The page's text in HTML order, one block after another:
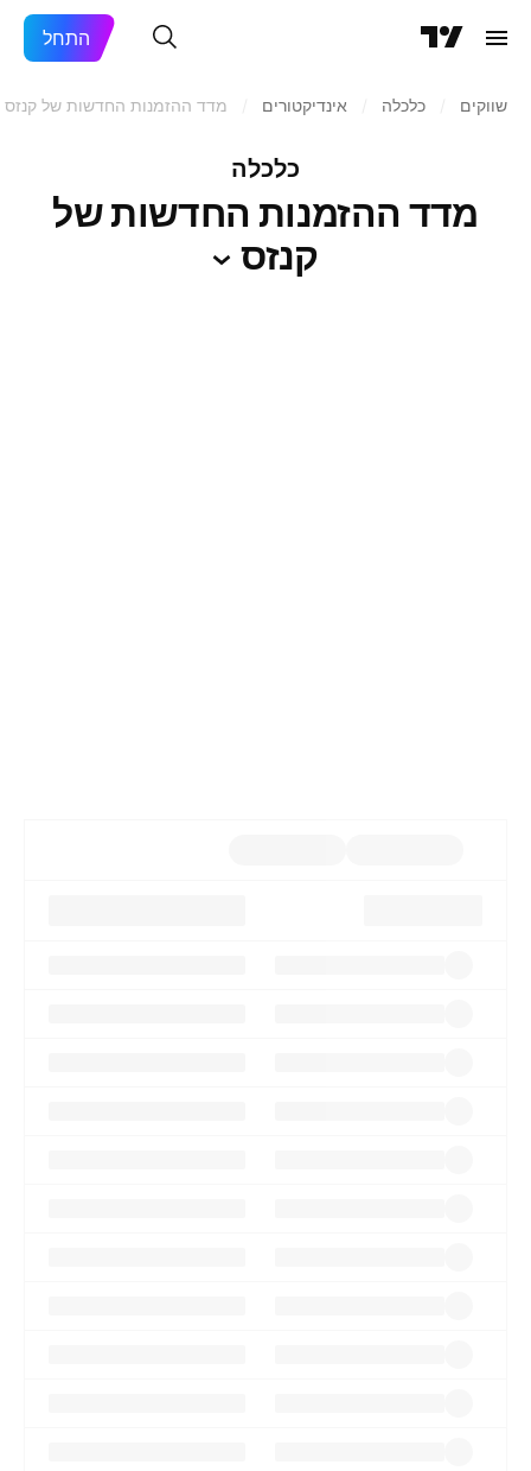
התחל
שווקים כלכלה אינדיקטורים מדד ההזמנות החדשות של קנזס
כלכלה
מדד ההזמנות החדשות של
קנזס